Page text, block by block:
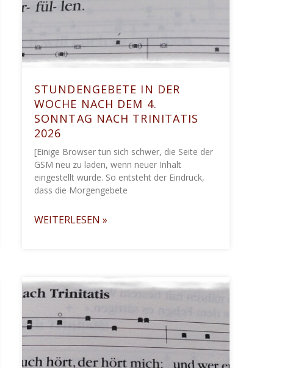
STUNDENGEBETE IN DER
WOCHE NACH DEM 4.
SONNTAG NACH TRINITATIS
2026
[Einige Browser tun sich schwer, die Seite der
GSM neu zu laden, wenn neuer Inhalt
eingestellt wurde. So entsteht der Eindruck,
dass die Morgengebete
WEITERLESEN »